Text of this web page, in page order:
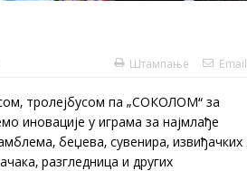
Штампање Email
тролејбусом па „СОКОЛОМ“ за
иновације у играма за најмлађе
беџева, сувенира, извиђачких
разгледница и других